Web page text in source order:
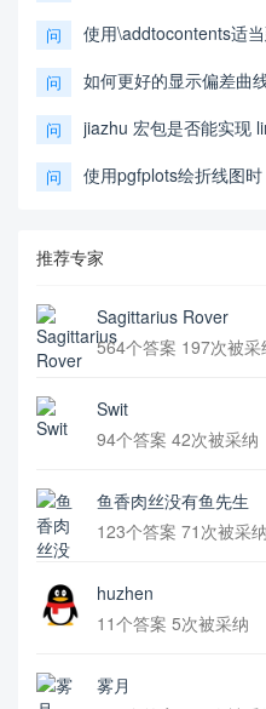
问 使用\addtocontents适
问 如何更好的显示偏差曲
问 jiazhu 宏包是否能实现
问 使用pgfplots绘折线图
推荐专家
Sagittarius Rover
564个答案 197次被采
Swit
94个答案 42次被采纳
鱼香肉丝没有鱼先生
123个答案 71次被采纳
huzhen
11个答案 5次被采纳
雾月